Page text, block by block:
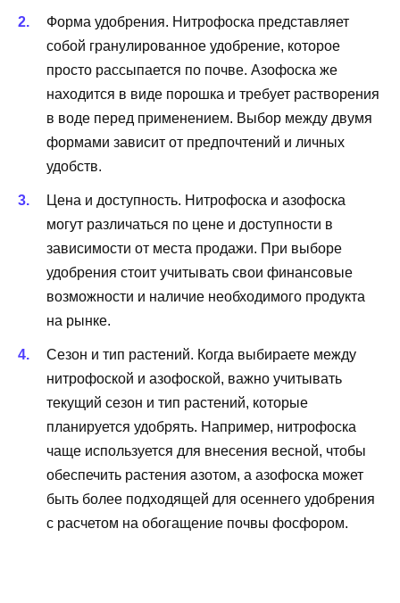
Форма удобрения. Нитрофоска представляет
собой гранулированное удобрение, которое
просто рассыпается по почве. Азофоска же
находится в виде порошка и требует растворения
в воде перед применением. Выбор между двумя
формами зависит от предпочтений и личных
удобств.
Цена и доступность. Нитрофоска и азофоска
могут различаться по цене и доступности в
зависимости от места продажи. При выборе
удобрения стоит учитывать свои финансовые
возможности и наличие необходимого продукта
на рынке.
Сезон и тип растений. Когда выбираете между
нитрофоской и азофоской, важно учитывать
текущий сезон и тип растений, которые
планируется удобрять. Например, нитрофоска
чаще используется для внесения весной, чтобы
обеспечить растения азотом, а азофоска может
быть более подходящей для осеннего удобрения
с расчетом на обогащение почвы фосфором.